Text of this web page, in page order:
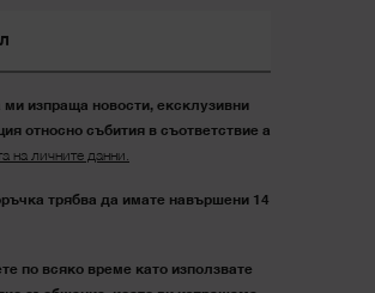
изпраща новости, ексклузивни
относно събития в съответствие а
на личните данни.
трябва да имате навършени 14
по всяко време като използвате